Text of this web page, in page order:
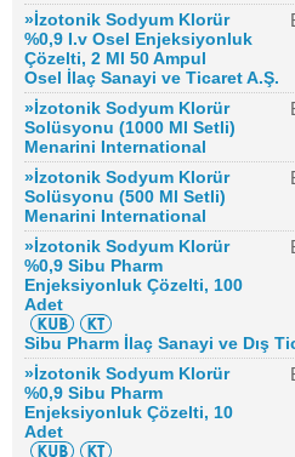
»İzotonik Sodyum Klorür
%0,9 I.v Osel Enjeksiyonluk
Çözelti, 2 Ml 50 Ampul
Osel İlaç Sanayi ve Ticaret A.Ş.
»İzotonik Sodyum Klorür
Solüsyonu (1000 Ml Setli)
Menarini International
»İzotonik Sodyum Klorür
Solüsyonu (500 Ml Setli)
Menarini International
»İzotonik Sodyum Klorür
%0,9 Sibu Pharm
Enjeksiyonluk Çözelti, 100
Adet
Sibu Pharm İlaç Sanayi ve Dış
»İzotonik Sodyum Klorür
%0,9 Sibu Pharm
Enjeksiyonluk Çözelti, 10
Adet